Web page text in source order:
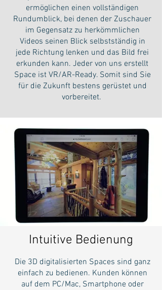
ermöglichen einen vollständigen
Rundumblick, bei denen der Zuschauer
im Gegensatz zu herkömmlichen
Videos seinen Blick selbstständig in
jede Richtung lenken und das Bild frei
erkunden kann. Jeder von uns erstellt
Space ist VR/AR-Ready. Somit sind Sie
für die Zukunft bestens gerüstet und
vorbereitet.
Intuitive Bedienung
Die 3D digitalisierten Spaces sind ganz
einfach zu bedienen. Kunden können
auf dem PC/Mac, Smartphone oder